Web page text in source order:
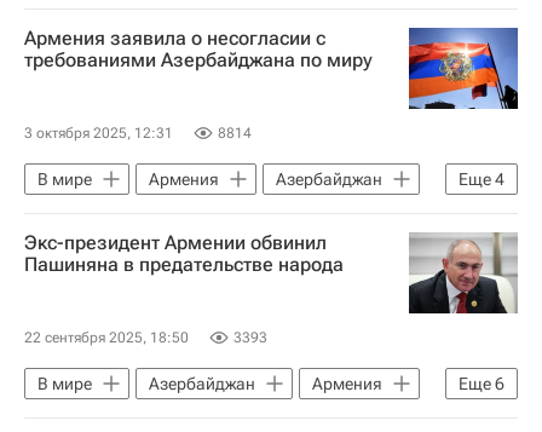
Ереван
Ильхам Алиев
Никол Пашинян
Евросоюз
Армения заявила о несогласии с
требованиями Азербайджана по миру
3 октября 2025, 12:31 8814
Еще4
В мире Армения
Азербайджан
Ереван
Арарат Мирзоян
Ильхам Алиев
Никол Пашинян
Экс-президент Армении обвинил
Пашиняна в предательстве народа
22 сентября 2025, 18:50 3393
Еще6
В мире Азербайджан
Армения
Россия
Никол Пашинян